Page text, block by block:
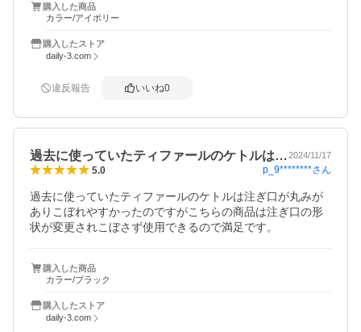
購入した商品
カラー/アイボリー
購入したストア
daily-3.com
違反報告 いいね0
過去に使っていたティファールのケトルは…2024/11/17
5.0 p_9********さん
過去に使っていたティファールのケトルは注ぎ口が丸みが
ありこぼれやすかったのですがこちらの商品は注ぎ口の形
状が変更されこぼさず使用できるので満足です。
購入した商品
カラー/ブラック
購入したストア
daily-3.com